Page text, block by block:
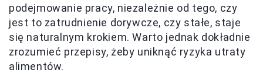
podejmowanie pracy, niezależnie od tego, czy
jest to zatrudnienie dorywcze, czy stałe, staje
się naturalnym krokiem. Warto jednak dokładnie
zrozumieć przepisy, żeby uniknąć ryzyka utraty
alimentów.